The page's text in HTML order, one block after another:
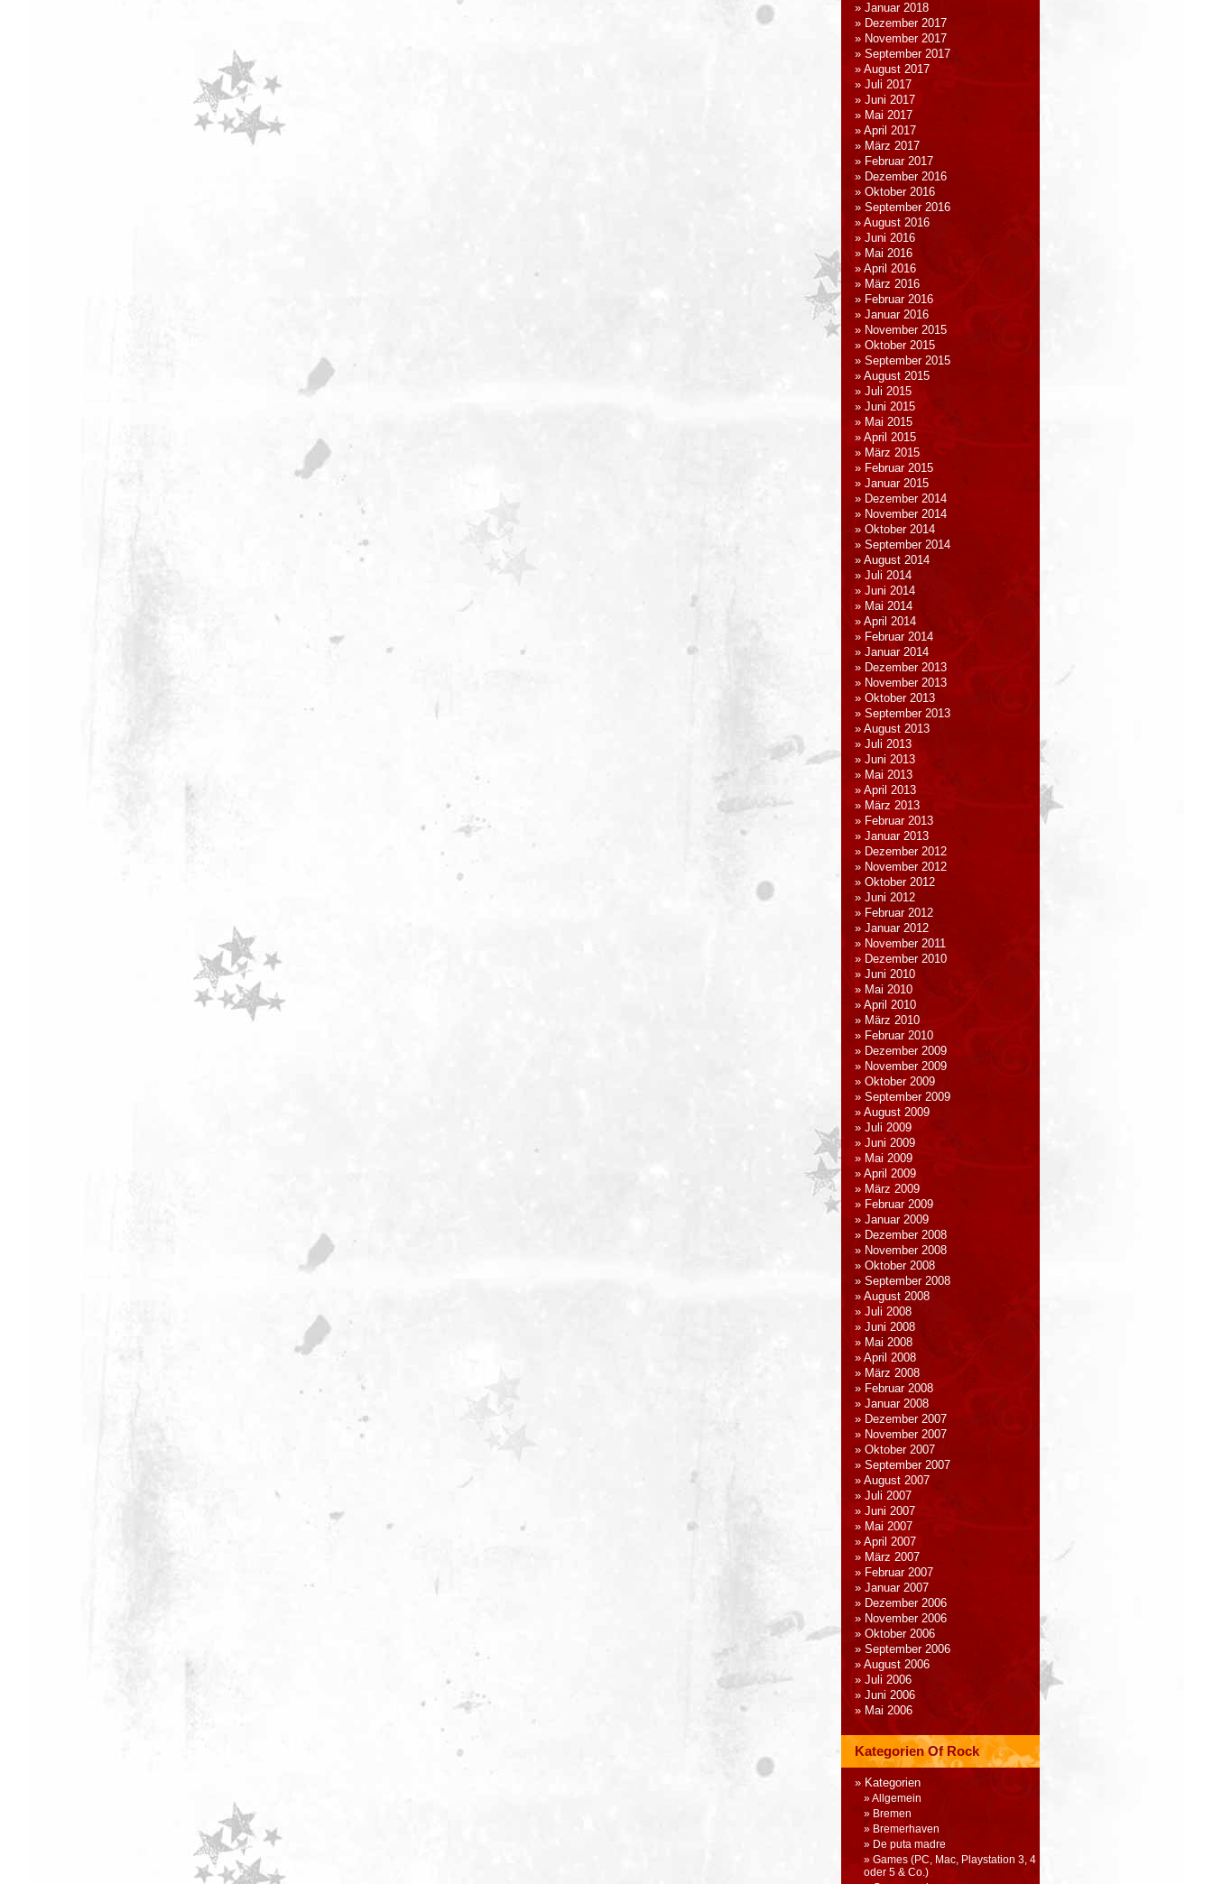
Januar 2018
Dezember 2017
November 2017
September 2017
August 2017
Juli 2017
Juni 2017
Mai 2017
April 2017
März 2017
Februar 2017
Dezember 2016
Oktober 2016
September 2016
August 2016
Juni 2016
Mai 2016
April 2016
März 2016
Februar 2016
Januar 2016
November 2015
Oktober 2015
September 2015
August 2015
Juli 2015
Juni 2015
Mai 2015
April 2015
März 2015
Februar 2015
Januar 2015
Dezember 2014
November 2014
Oktober 2014
September 2014
August 2014
Juli 2014
Juni 2014
Mai 2014
April 2014
Februar 2014
Januar 2014
Dezember 2013
November 2013
Oktober 2013
September 2013
August 2013
Juli 2013
Juni 2013
Mai 2013
April 2013
März 2013
Februar 2013
Januar 2013
Dezember 2012
November 2012
Oktober 2012
Juni 2012
Februar 2012
Januar 2012
November 2011
Dezember 2010
Juni 2010
Mai 2010
April 2010
März 2010
Februar 2010
Dezember 2009
November 2009
Oktober 2009
September 2009
August 2009
Juli 2009
Juni 2009
Mai 2009
April 2009
März 2009
Februar 2009
Januar 2009
Dezember 2008
November 2008
Oktober 2008
September 2008
August 2008
Juli 2008
Juni 2008
Mai 2008
April 2008
März 2008
Februar 2008
Januar 2008
Dezember 2007
November 2007
Oktober 2007
September 2007
August 2007
Juli 2007
Juni 2007
Mai 2007
April 2007
März 2007
Februar 2007
Januar 2007
Dezember 2006
November 2006
Oktober 2006
September 2006
August 2006
Juli 2006
Juni 2006
Mai 2006
Kategorien Of Rock
Kategorien
Allgemein
Bremen
Bremerhaven
De puta madre
Games (PC, Mac, Playstation 3, 4
oder 5 & Co.)